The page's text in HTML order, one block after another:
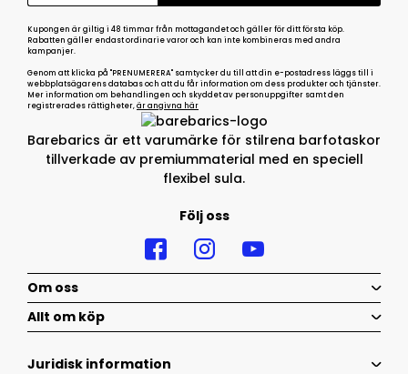
Barebarics är ett varumärke för stilrena barfotaskor
tillverkade av premiummaterial med en speciell
flexibel sula.
Följ oss
Kupongen är giltig i 48 timmar från mottagandet och gäller för ditt första köp.
Rabatten gäller endast ordinarie varor och kan inte kombineras med andra
kampanjer.
Genom att klicka på "PRENUMERERA" samtycker du till att din e-postadress läggs till i
webbplatsägarens databas och att du får information om dess produkter och tjänster.
Mer information om behandlingen och skyddet av personuppgifter samt den
registrerades rättigheter,är angivna här
Om oss
Allt om köp
Juridisk information